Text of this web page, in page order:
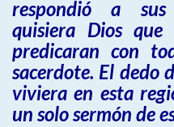
respondió a sus
quisiera Dios que
predicaran con
sacerdote. El dedo
viviera en esta
un solo sermón de